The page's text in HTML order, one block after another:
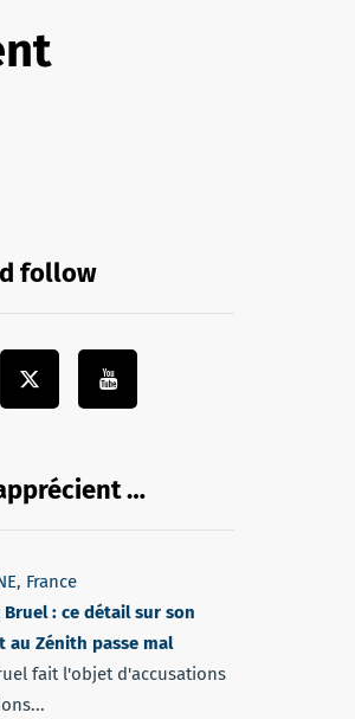
follow
…
, France
Bruel : ce détail sur son
au Zénith passe mal
fait l'objet d'accusations